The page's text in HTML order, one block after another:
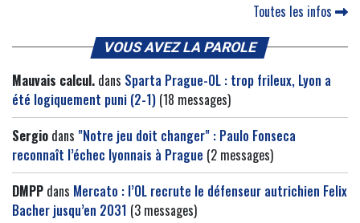
Toutes les infos
VOUS AVEZ LA PAROLE
Mauvais calcul. dans Sparta Prague-OL : trop frileux, Lyon a
été logiquement puni (2-1) (18 messages)
Sergio dans "Notre jeu doit changer" : Paulo Fonseca
reconnaît l’échec lyonnais à Prague (2 messages)
DMPP dans Mercato : l’OL recrute le défenseur autrichien Felix
Bacher jusqu’en 2031 (3 messages)